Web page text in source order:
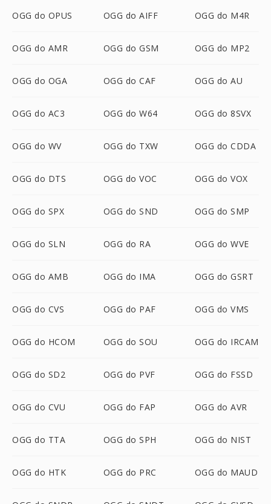
OGG do OPUS OGG do AIFF OGG do M4R
OGG do AMR OGG do GSM OGG do MP2
OGG do OGA OGG do CAF OGG do AU
OGG do AC3 OGG do W64 OGG do 8SVX
OGG do WV OGG do TXW OGG do CDDA
OGG do DTS OGG do VOC OGG do VOX
OGG do SPX OGG do SND OGG do SMP
OGG do SLN OGG do RA OGG do WVE
OGG do AMB OGG do IMA OGG do GSRT
OGG do CVS OGG do PAF OGG do VMS
OGG do HCOM OGG do SOU OGG do IRCAM
OGG do SD2 OGG do PVF OGG do FSSD
OGG do CVU OGG do FAP OGG do AVR
OGG do TTA OGG do SPH OGG do NIST
OGG do HTK OGG do PRC OGG do MAUD